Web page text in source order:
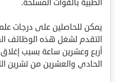
الطبية بالقوات المسلحة.
يمكن للحاصلين على درجات
التقدم لشغل هذه الوظائف
أربع وعشرين ساعة بسبب
الحادي والعشرين من تشرين